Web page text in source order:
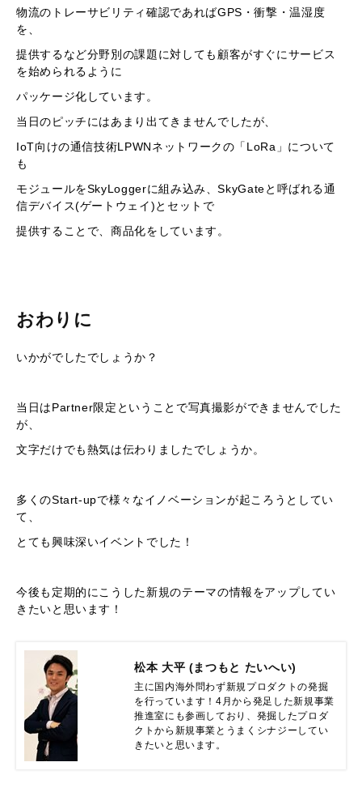
物流のトレーサビリティ確認であればGPS・衝撃・温湿度
を、
提供するなど分野別の課題に対しても顧客がすぐにサービス
を始められるように
パッケージ化しています。
当日のピッチにはあまり出てきませんでしたが、
IoT向けの通信技術LPWNネットワークの「LoRa」について
も
モジュールをSkyLoggerに組み込み、SkyGateと呼ばれる通
信デバイス(ゲートウェイ)とセットで
提供することで、商品化をしています。
おわりに
いかがでしたでしょうか？
当日はPartner限定ということで写真撮影ができませんでした
が、
文字だけでも熱気は伝わりましたでしょうか。
多くのStart-upで様々なイノベーションが起ころうとしてい
て、
とても興味深いイベントでした！
今後も定期的にこうした新規のテーマの情報をアップしてい
きたいと思います！
松本 大平 (まつもと たいへい)
主に国内海外問わず新規プロダクトの発掘
を行っています！4月から発足した新規事業
推進室にも参画しており、発掘したプロダ
クトから新規事業とうまくシナジーしてい
きたいと思います。